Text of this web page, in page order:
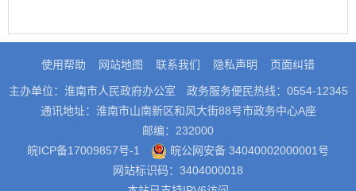
使用帮助 网站地图 联系我们 隐私声明 页面纠错
主办单位：淮南市人民政府办公室
政务服务便民热线：0554-12345
通讯地址：淮南市山南新区和风大街88号市政务中心A座
邮编：232000
皖ICP备17009857号-1
皖公网安备 34040002000001号
网站标识码：3404000018